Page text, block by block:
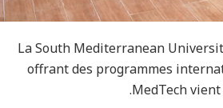
La South Mediterranean
offrant des programmes
MedTech